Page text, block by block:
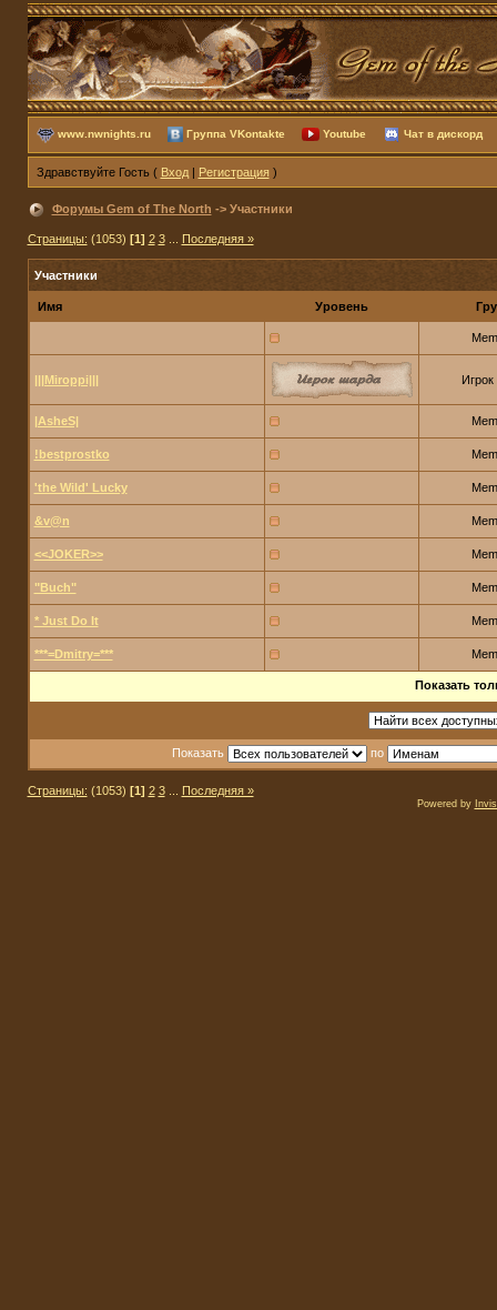
www.nwnights.ru Группа VKontakte Youtube Чат в дискорд
Здравствуйте Гость ( Вход| Регистрация)
Форумы Gem of The North -> Участники
Страницы: (1053) [1] 2 3... Последняя »
Участники
Имя Уровень
|||Miroppi|||
|AsheS|
!bestprostko
'the Wild' Lucky
&v@n
<<JOKER>>
"Buch"
* Just Do It
***=Dmitry=***
Показать
Показать по
Страницы: (1053) [1] 2 3... Последняя »
Powered by